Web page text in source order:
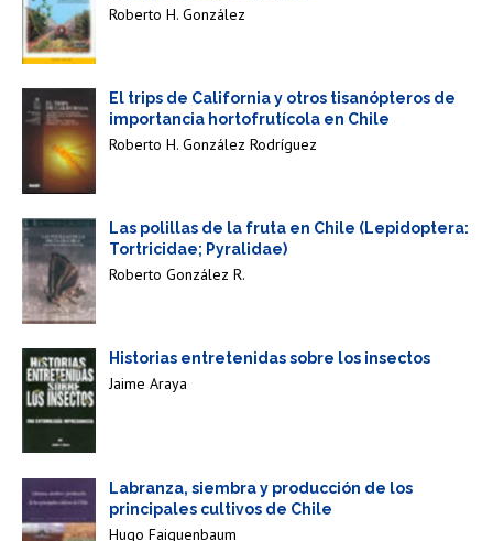
Roberto H. González
El trips de California y otros tisanópteros de
importancia hortofrutícola en Chile
Roberto H. González Rodríguez
Las polillas de la fruta en Chile (Lepidoptera:
Tortricidae; Pyralidae)
Roberto González R.
Historias entretenidas sobre los insectos
Jaime Araya
Labranza, siembra y producción de los
principales cultivos de Chile
Hugo Faiguenbaum